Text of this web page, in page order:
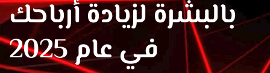
بالبشرة لزيادة أرباحك
في عام 2025